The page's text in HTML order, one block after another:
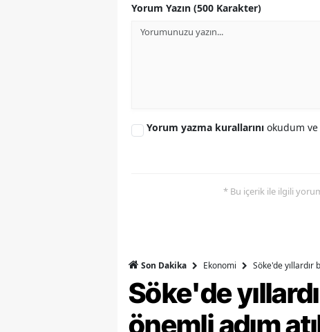
Yorum Yazın (500 Karakter)
Yorum yazma kurallarını okudum
* Bu içerik ile ilgili
Son Dakika Ekonomi Söke'de yıllardır
Söke'de
önemli adım